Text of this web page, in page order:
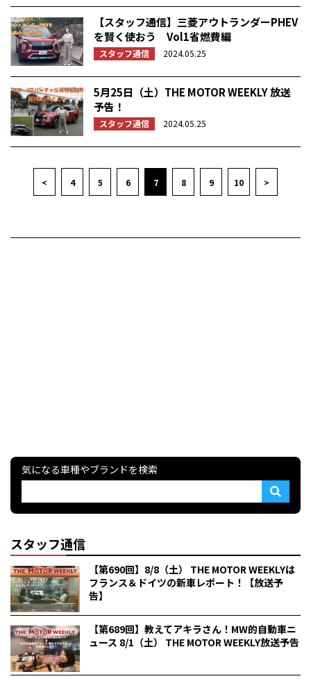
【スタッフ通信】三菱アウトランダーPHEV
を賢く使おう Vol1省燃費編
スタッフ通信 2024.05.25
5月25日（土）THE MOTOR WEEKLY 放送
予告！
スタッフ通信 2024.05.25
< 4 5 6 7 8 9 10 >
気になる車種やブランドを検索
スタッフ通信
【第690回】8/8（土） THE MOTOR WEEKLYは
フランス＆ドイツの新車レポート！【放送予
告】
【第689回】教えてアキラさん！MW的自動車ニ
ュース 8/1（土） THE MOTOR WEEKLY放送予告